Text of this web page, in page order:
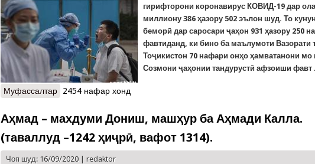
гирифторони коронавирус КОВИД-19 дар
миллиону386ҳазору 502эълон шуд. То
беморӣ дар саросари ҷаҳон 931 ҳазору 250
фавтиданд, ки бино ба маълумоти Вазорати
Тоҷикистон 70 нафари онҳо ҳамватанони
Созмони ҷаҳонии тандурустӣ афзоиши фавт
Муфассалтар о COVID -19: Эҳтимолан дар Фаронса баргузории тӯйҳо манъ
2454 нафар хонд
Аҳмад – махдуми Дониш, машҳур ба Аҳмади Калла.
(таваллуд –1242 ҳиҷрӣ, вафот 1314).
Чоп шуд: 16/09/2020 |redaktor